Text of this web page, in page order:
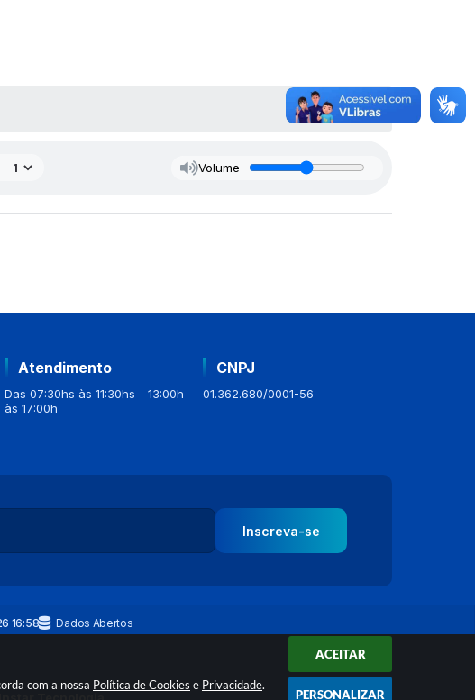
com a nossa Política de Cookies e Privacidade.
ACEITAR
PERSONALIZAR
Volume
Atendimento
Das 07:30hs às 11:30hs - 13:00h
às 17:00h
CNPJ
01.362.680/0001-56
Inscreva-se
16:58 Dados Abertos